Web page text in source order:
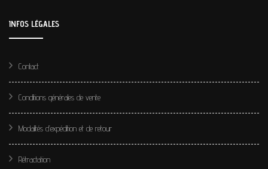
INFOS LÉGALES
Contact
Conditions générales de vente
Modalités d’expédition et de retour
Rétractation